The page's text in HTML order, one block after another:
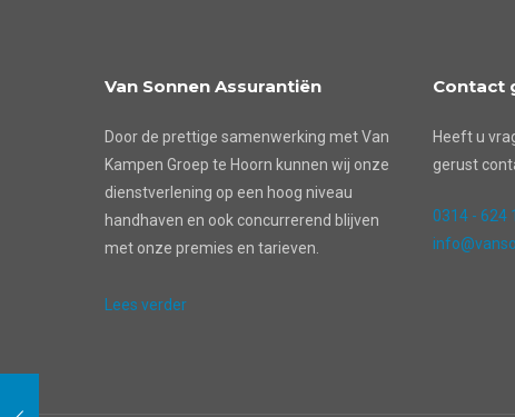
Van Sonnen Assurantiën
Door de prettige samenwerking met Van
Kampen Groep te Hoorn kunnen wij onze
dienstverlening op een hoog niveau
handhaven en ook concurrerend blijven
met onze premies en tarieven.
Lees verder
Contact
Heeft u
gerust
0314 - 624